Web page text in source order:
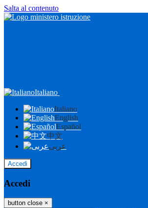
Salta al contenuto
Italiano
Italiano
English
Español
中文
عربى
Accedi
Accedi
button close ×